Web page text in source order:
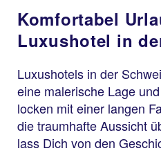
Komfortabel
Luxushotel in
Luxushotels in der
eine malerische Lage
locken mit einer langen
die traumhafte Aussicht
lass Dich von den